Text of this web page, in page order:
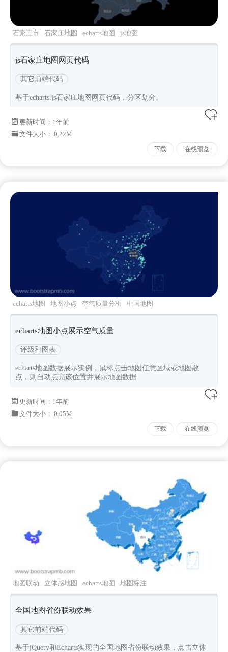
石家庄市 石家庄地图 echarts地图 js地图
js石家庄地图网页代码
其它前端代码
基于echarts.js石家庄地图网页代码，分区划分。
更新时间： 1年前
文件大小： 0.22M
下载 在线预览
echarts地图 地图小点 空气质量分析 中国地图
echarts地图小点展示空气质量
评级和图表
echarts地图数据展示实例，鼠标点击地图任意区域或地图散
点，则自动点亮该位置并展示地图数据
更新时间： 1年前
文件大小： 0.05M
下载 在线预览
地图联动 立体感地图 echarts地图 地图标注
全国地图省份联动效果
其它前端代码
基于jQuery和Echarts实现的全国地图省份联动效果，点击立体